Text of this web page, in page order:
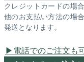
クレジットカードの場
他のお支払い方法の場
発送となります。
電話でのご注文も